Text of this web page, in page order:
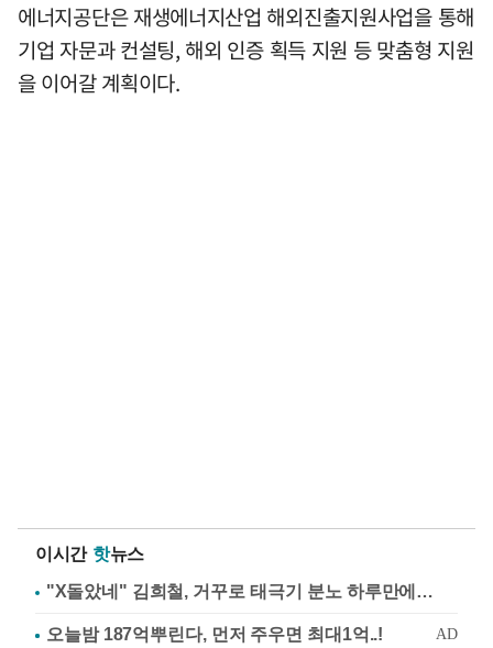
에너지공단은 재생에너지산업 해외진출지원사업을 통해
기업 자문과 컨설팅, 해외 인증 획득 지원 등 맞춤형 지원
을 이어갈 계획이다.
이시간 핫뉴스
"X돌았네" 김희철, 거꾸로 태극기 분노 하루만에…